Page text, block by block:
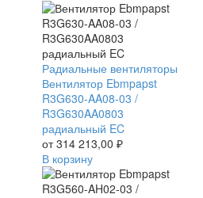
Вентилятор
Ebmpapst
R3G630-
AA08-
03
/
R3G630AA0803
радиальный
EC
Радиальные вентиляторы
Вентилятор Ebmpapst
R3G630-AA08-03 /
R3G630AA0803
радиальный EC
от314 213,00 ₽
В корзину